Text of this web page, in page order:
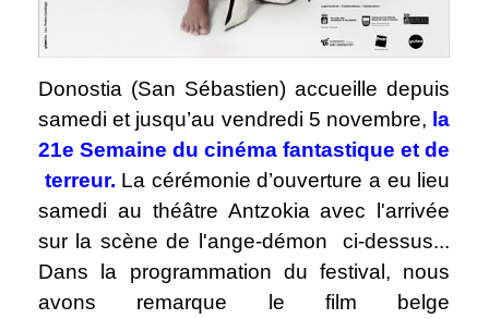
Donostia (San Sébastien) accueille depuis
samedi et jusqu’au vendredi 5 novembre, la
21eSemaine du cinéma fantastique et de
terreur. La cérémonie d’ouverture a eu lieu
samedi au théâtre Antzokia avec l'arrivée
sur la scène de l'ange-démon ci-dessus...
Dans la programmation du festival, nous
avons remarque le film belge